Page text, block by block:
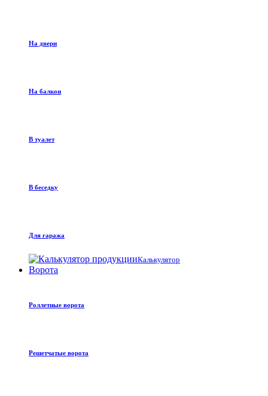
На двери
На балкон
В туалет
В беседку
Для гаража
Калькулятор
Ворота
Роллетные ворота
Решетчатые ворота